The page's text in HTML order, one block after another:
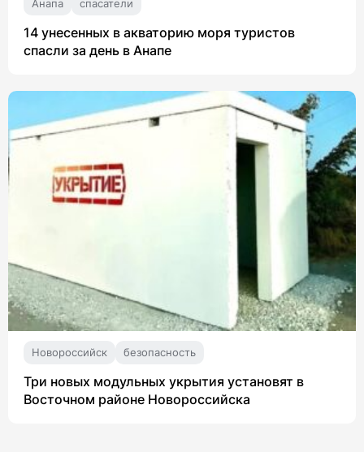
Анапа спасатели
14 унесенных в акваторию моря туристов
спасли за день в Анапе
Новороссийск безопасность
Три новых модульных укрытия установят в
Восточном районе Новороссийска